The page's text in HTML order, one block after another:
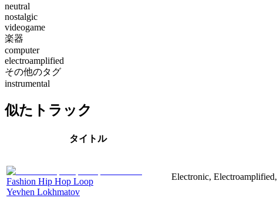
neutral
nostalgic
videogame
楽器
computer
electroamplified
その他のタグ
instrumental
似たトラック
タイトル
Fashion Hip Hop Loop
Yevhen Lokhmatov
Electronic,